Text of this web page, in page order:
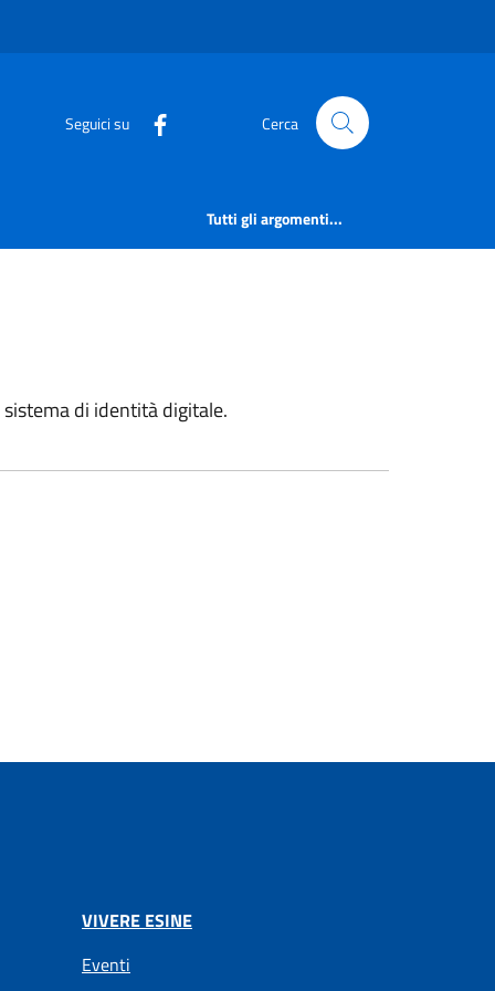
Seguici su Cerca
Tutti gli argomenti...
di identità digitale.
VIVERE ESINE
Eventi